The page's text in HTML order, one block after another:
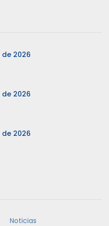
2026
2026
2026
Noticias